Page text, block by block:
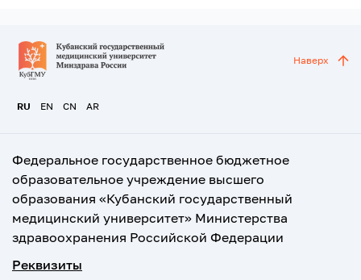
RU EN CN AR
Наверх
Федеральное государственное бюджетное
образовательное учреждение высшего
образования «Кубанский государственный
медицинский университет» Министерства
здравоохранения Российской Федерации
Реквизиты